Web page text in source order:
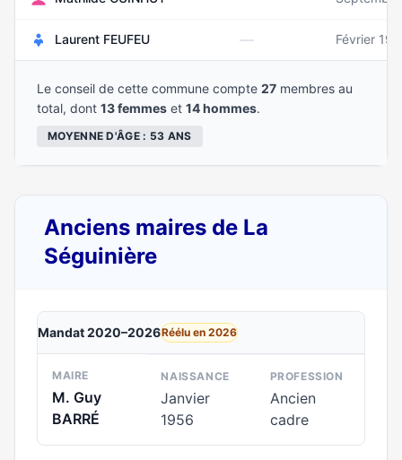
Laurent FEUFEU — Février
Le conseil de cette commune compte 27 membres au
total, dont 13 femmes et 14 hommes.
MOYENNE D'ÂGE : 53 ANS
Anciens maires de La
Séguinière
Mandat 2020–2026Réélu en 2026
MAIRE
M. Guy
BARRÉ
NAISSANCE
Janvier
1956
PROFESSION
Ancien
cadre